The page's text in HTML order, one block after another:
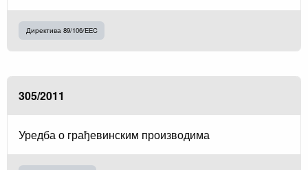
Директива 89/106/EEC
305/2011
Уредба о грађевинским производима